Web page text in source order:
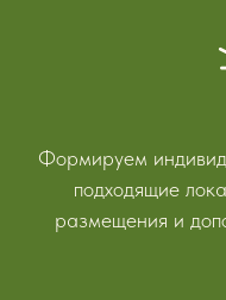
Формируем
подходящие
размещения и